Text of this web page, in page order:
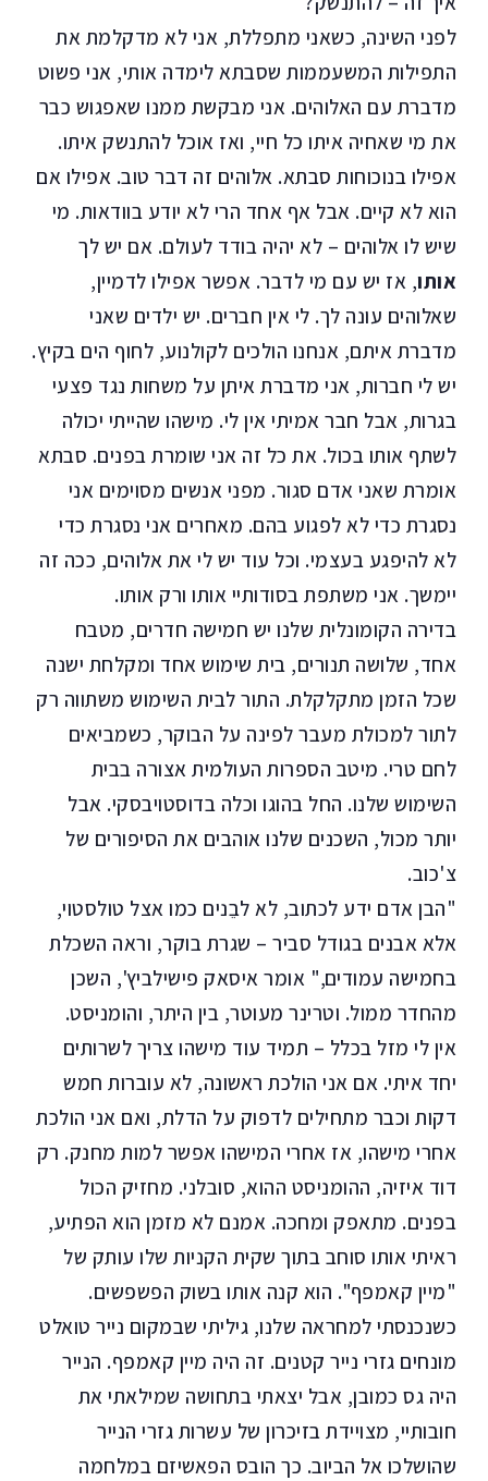
לפני השינה, כשאני מתפללת, אני לא מדקלמת את
התפילות המשעממות שסבתא לימדה אותי, אני פשוט
מדברת עם האלוהים. אני מבקשת ממנו שאפגוש כבר
את מי שאחיה איתו כל חיי, ואז אוכל להתנשק איתו.
אפילו בנוכוחות סבתא. אלוהים זה דבר טוב. אפילו אם
הוא לא קיים. אבל אף אחד הרי לא יודע בוודאות. מי
שיש לו אלוהים – לא יהיה בודד לעולם. אם יש לך
אותו, אז יש עם מי לדבר. אפשר אפילו לדמיין,
שאלוהים עונה לך. לי אין חברים. יש ילדים שאני
מדברת איתם, אנחנו הולכים לקולנוע, לחוף הים בקיץ.
יש לי חברות, אני מדברת איתן על משחות נגד פצעי
בגרות, אבל חבר אמיתי אין לי. מישהו שהייתי יכולה
לשתף אותו בכול. את כל זה אני שומרת בפנים. סבתא
אומרת שאני אדם סגור. מפני אנשים מסוימים אני
נסגרת כדי לא לפגוע בהם. מאחרים אני נסגרת כדי
לא להיפגע בעצמי. וכל עוד יש לי את אלוהים, ככה זה
יימשך. אני משתפת בסודותיי אותו ורק אותו.
בדירה הקומונלית שלנו יש חמישה חדרים, מטבח
אחד, שלושה תנורים, בית שימוש אחד ומקלחת ישנה
שכל הזמן מתקלקלת. התור לבית השימוש משתווה רק
לתור למכולת מעבר לפינה על הבוקר, כשמביאים
לחם טרי. מיטב הספרות העולמית אצורה בבית
השימוש שלנו. החל בהוגו וכלה בדוסטויבסקי. אבל
יותר מכול, השכנים שלנו אוהבים את הסיפורים של
צ'כוב.
"הבן אדם ידע לכתוב, לא לבֵנים כמו אצל טולסטוי,
אלא אבנים בגודל סביר – שגרת בוקר, וראה השכלת
בחמישה עמודים," אומר איסאק פישילביץ', השכן
מהחדר ממול. וטרינר מעוטר, בין היתר, והומניסט.
אין לי מזל בכלל – תמיד עוד מישהו צריך לשרותים
יחד איתי. אם אני הולכת ראשונה, לא עוברות חמש
דקות וכבר מתחילים לדפוק על הדלת, ואם אני הולכת
אחרי מישהו, אז אחרי המישהו אפשר למות מחנק. רק
דוד איזיה, ההומניסט ההוא, סובלני. מחזיק הכול
בפנים. מתאפק ומחכה. אמנם לא מזמן הוא הפתיע,
ראיתי אותו סוחב בתוך שקית הקניות שלו עותק של
"מיין קאמפף". הוא קנה אותו בשוק הפשפשים.
כשנכנסתי למחראה שלנו, גיליתי שבמקום נייר טואלט
מונחים גזרי נייר קטנים. זה היה מיין קאמפף. הנייר
היה גס כמובן, אבל יצאתי בתחושה שמילאתי את
חובותיי, מצויידת בזיכרון של עשרות גזרי הנייר
שהושלכו אל הביוב. כך הובס הפאשיזם במלחמה